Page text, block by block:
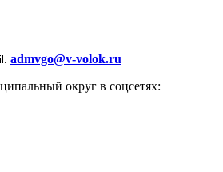
: admvgo@v-volok.ru
округ в соцсетях: